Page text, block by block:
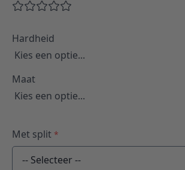
Hardheid
Maat
Met split *
-- Selecteer --